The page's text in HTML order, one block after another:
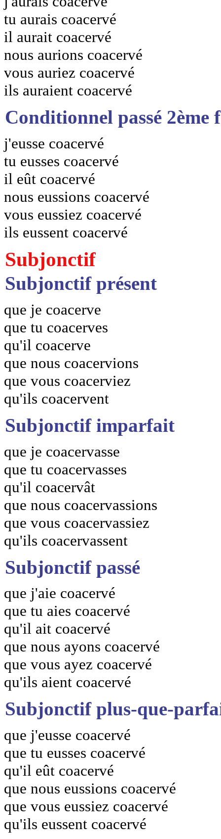
tu aurais coacervé
il aurait coacervé
nous aurions coacervé
vous auriez coacervé
ils auraient coacervé
Conditionnel passé 2ème
j'eusse coacervé
tu eusses coacervé
il eût coacervé
nous eussions coacervé
vous eussiez coacervé
ils eussent coacervé
Subjonctif
Subjonctif présent
que je coacerve
que tu coacerves
qu'il coacerve
que nous coacervions
que vous coacerviez
qu'ils coacervent
Subjonctif imparfait
que je coacervasse
que tu coacervasses
qu'il coacervât
que nous coacervassions
que vous coacervassiez
qu'ils coacervassent
Subjonctif passé
que j'aie coacervé
que tu aies coacervé
qu'il ait coacervé
que nous ayons coacervé
que vous ayez coacervé
qu'ils aient coacervé
Subjonctif plus-que-
que j'eusse coacervé
que tu eusses coacervé
qu'il eût coacervé
que nous eussions coacervé
que vous eussiez coacervé
qu'ils eussent coacervé